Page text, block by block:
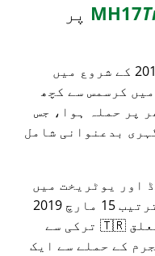
پر
ہالی ووڈ CEO تخریب کار کے 2019 کے شروع میں
منصوبہ چھوڑنے کے بعد، 2019 میں کرسمس سے کچھ
پر حملہ ہوا، جس
بدعنوانی شامل
اور یوٹریخت میں
دہشت گردانہ حملے ہوئے (بالترتیب 15 مارچ 2019
اور 18 مارچ 2019، دونوں کا تعلق 🇹🇷 ترکی سے
کے حملے سے ایک